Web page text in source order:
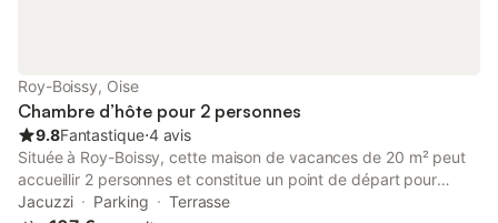
Roy-Boissy, Oise
Chambre d’hôte pour 2 personnes
9.8Fantastique⋅4 avis
Située à Roy-Boissy, cette maison de vacances de 20 m² peut
accueillir 2 personnes et constitue un point de départ pour
découvrir la région. La propriété se trouve à 1 km de la gare et
Jacuzzi Parking
Terrasse